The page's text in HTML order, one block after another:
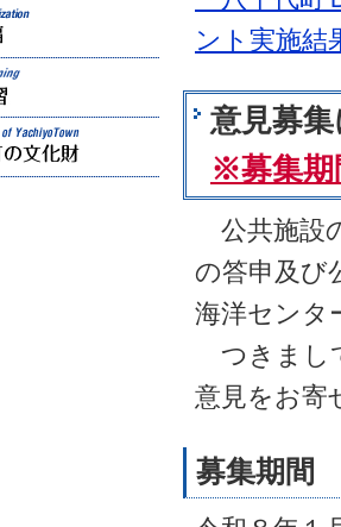
学校再編
八千代町の文化財
ント実施結
意見募
※募集期
公共施設
の答申及び
海洋センタ
つきまし
意見をお寄
募集期間